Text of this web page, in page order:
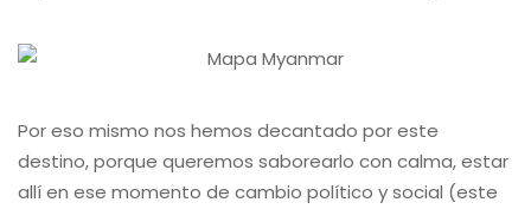
Por eso mismo nos hemos decantado por este
destino, porque queremos saborearlo con calma, estar
allí en ese momento de cambio político y social (este